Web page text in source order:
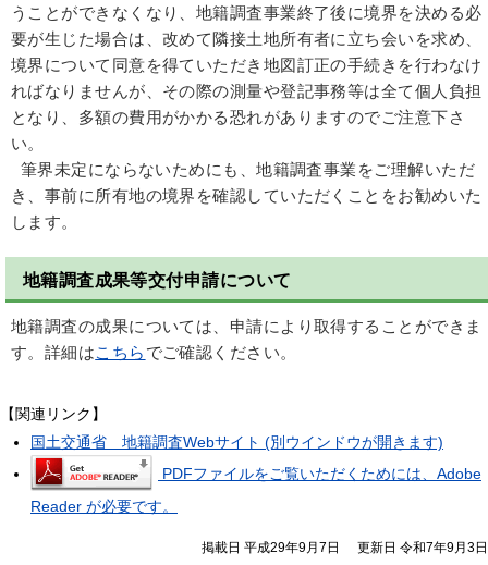
うことができなくなり、地籍調査事業終了後に境界を決める必
要が生じた場合は、改めて隣接土地所有者に立ち会いを求め、
境界について同意を得ていただき地図訂正の手続きを行わなけ
ればなりませんが、その際の測量や登記事務等は全て個人負担
となり、多額の費用がかかる恐れがありますのでご注意下さ
い。
筆界未定にならないためにも、地籍調査事業をご理解いただ
き、事前に所有地の境界を確認していただくことをお勧めいた
します。
地籍調査成果等交付申請について
地籍調査の成果については、申請により取得することができま
す。詳細はこちら でご確認ください。
【関連リンク】
国土交通省 地籍調査Webサイト (別ウインドウが開きます)
PDFファイルをご覧いただくためには、Adobe
Reader が必要です。
掲載日 平成29年9月7日 更新日 令和7年9月3日